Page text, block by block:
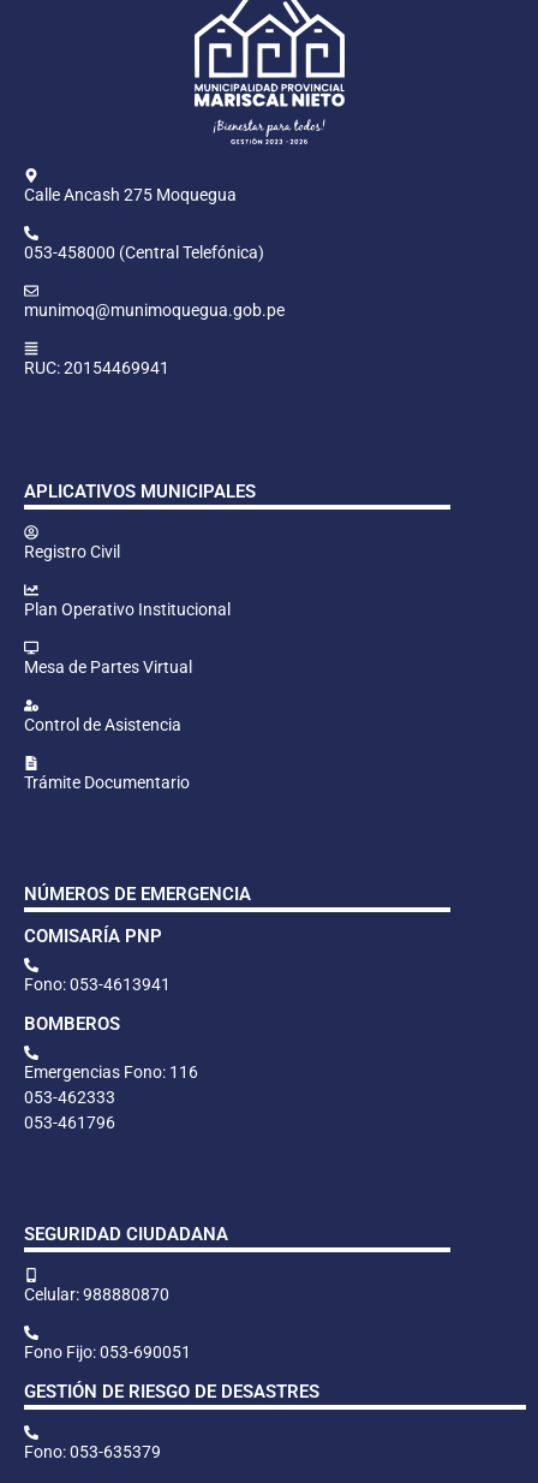
Calle Ancash 275 Moquegua
053-458000 (Central Telefónica)
munimoq@munimoquegua.gob.pe
RUC: 20154469941
APLICATIVOS MUNICIPALES
Registro Civil
Plan Operativo Institucional
Mesa de Partes Virtual
Control de Asistencia
Trámite Documentario
NÚMEROS DE EMERGENCIA
COMISARÍA PNP
Fono: 053-4613941
BOMBEROS
Emergencias Fono: 116
053-462333
053-461796
SEGURIDAD CIUDADANA
Celular: 988880870
Fono Fijo: 053-690051
GESTIÓN DE RIESGO DE DESASTRES
Fono: 053-635379